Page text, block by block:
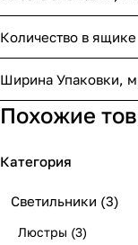
Количество в ящике
Ширина Упаковки,
Похожие
Категория
Светильники (3)
Люстры (3)